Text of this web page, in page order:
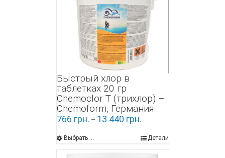
Быстрый хлор в
таблетках 20 гр
Chemoclor Т (трихлор) –
Chemoform, Германия
766 грн. – 13 440 грн.
Выбрать ... Детали